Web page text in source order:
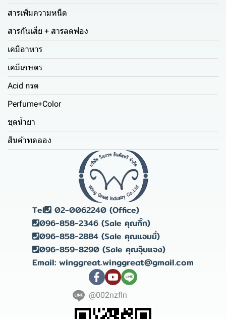
สารเพิ่มความหนืด
สารกันเสีย + สารลดฟอง
เคมีอาหาร
เคมีเกษตร
Acid กรด
Perfume+Color
ชุดน้ำยา
สินค้าทดลอง
Tel
02-0062240 (Office)
096-858-2346 (Sale คุณกิ๊ก)
096-858-2884 (Sale คุณแอมมี่)
096-859-8290 (Sale คุณจุ๊บแจง)
Email: winggreat.winggreat@gmail.com
@002nzfln